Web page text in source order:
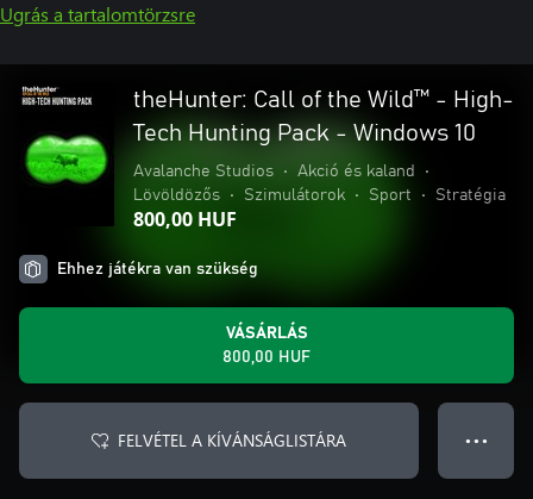
Ugrás a tartalomtörzsre
theHunter: Call of the Wild™ - High-
Tech Hunting Pack - Windows 10
Avalanche Studios • Akció és kaland
•
Lövöldözős
• Szimulátorok • Sport • Stratégia
800,00 HUF
Ehhez játékra van szükség
VÁSÁRLÁS
800,00 HUF
FELVÉTEL A KÍVÁNSÁGLISTÁRA ● ● ●